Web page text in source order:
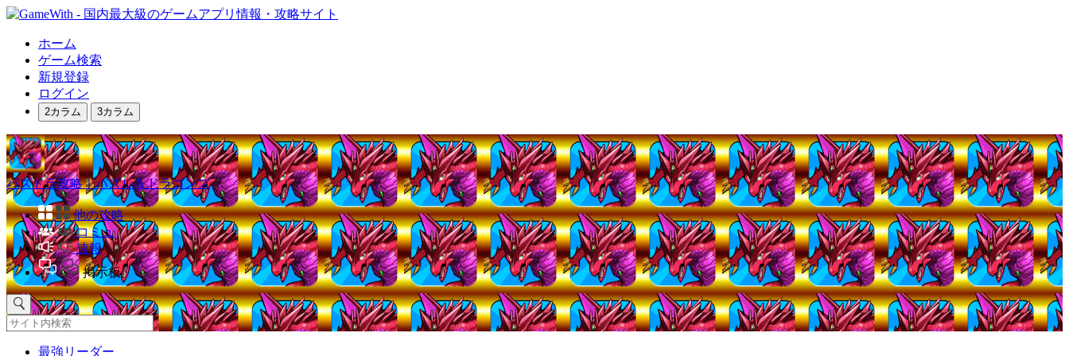
ホーム
ゲーム検索
新規登録
ログイン
2カラム 3カラム
パズドラ攻略｜パズル＆ドラゴンズ
他の攻略
コミュ
速報
掲示板
最強リーダー